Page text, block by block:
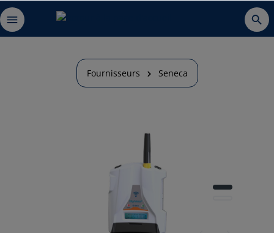
Fournisseurs Seneca